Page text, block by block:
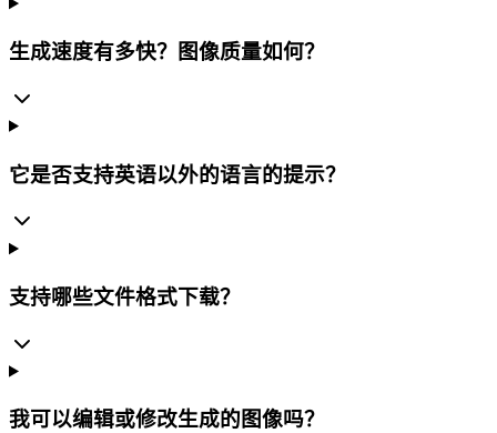
生成速度有多快？图像质量如何？
它是否支持英语以外的语言的提示？
支持哪些文件格式下载？
我可以编辑或修改生成的图像吗？